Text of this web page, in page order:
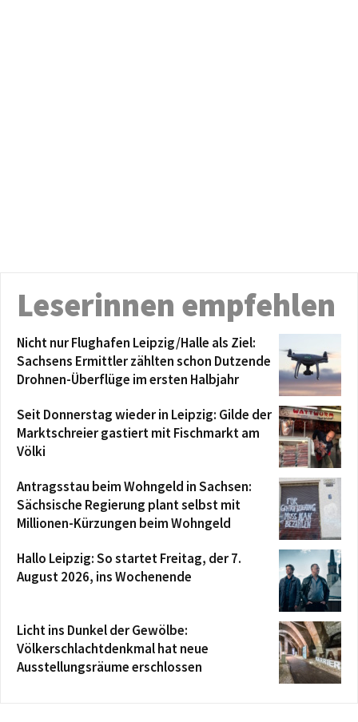
Leserinnen empfehlen
Nicht nur Flughafen Leipzig/Halle als Ziel:
Sachsens Ermittler zählten schon Dutzende
Drohnen-Überflüge im ersten Halbjahr
Seit Donnerstag wieder in Leipzig: Gilde der
Marktschreier gastiert mit Fischmarkt am
Völki
Antragsstau beim Wohngeld in Sachsen:
Sächsische Regierung plant selbst mit
Millionen-Kürzungen beim Wohngeld
Hallo Leipzig: So startet Freitag, der 7.
August 2026, ins Wochenende
Licht ins Dunkel der Gewölbe:
Völkerschlachtdenkmal hat neue
Ausstellungsräume erschlossen